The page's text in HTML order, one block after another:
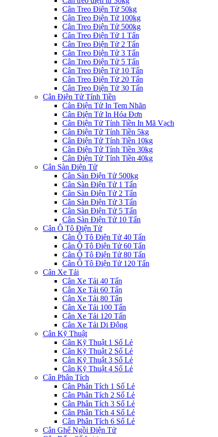
Cân Treo Điện Tử 50kg
Cân Treo Điện Tử 100kg
Cân Treo Điện Tử 500kg
Cân Treo Điện Tử 1 Tấn
Cân Treo Điện Tử 2 Tấn
Cân Treo Điện Tử 3 Tấn
Cân Treo Điện Tử 5 Tấn
Cân Treo Điện Tử 10 Tấn
Cân Treo Điện Tử 20 Tấn
Cân Treo Điện Tử 30 Tấn
Cân Điện Tử Tính Tiền
Cân Điện Tử In Tem Nhãn
Cân Điện Tử In Hóa Đơn
Cân Điện Tử Tính Tiền In Mã Vạch
Cân Điện Tử Tính Tiền 5kg
Cân Điện Tử Tính Tiền 10kg
Cân Điện Tử Tính Tiền 30kg
Cân Điện Tử Tính Tiền 40kg
Cân Sàn Điện Tử
Cân Sàn Điện Tử 500kg
Cân Sàn Điện Tử 1 Tấn
Cân Sàn Điện Tử 2 Tấn
Cân Sàn Điện Tử 3 Tấn
Cân Sàn Điện Tử 5 Tấn
Cân Sàn Điện Tử 10 Tấn
Cân Ô Tô Điện Tử
Cân Ô Tô Điện Tử 40 Tấn
Cân Ô Tô Điện Tử 60 Tấn
Cân Ô Tô Điện Tử 80 Tấn
Cân Ô Tô Điện Tử 120 Tấn
Cân Xe Tải
Cân Xe Tải 40 Tấn
Cân Xe Tải 60 Tấn
Cân Xe Tải 80 Tấn
Cân Xe Tải 100 Tấn
Cân Xe Tải 120 Tấn
Cân Xe Tải Di Động
Cân Kỹ Thuật
Cân Kỹ Thuật 1 Số Lẻ
Cân Kỹ Thuật 2 Số Lẻ
Cân Kỹ Thuật 3 Số Lẻ
Cân Kỹ Thuật 4 Số Lẻ
Cân Phân Tích
Cân Phân Tích 1 Số Lẻ
Cân Phân Tích 2 Số Lẻ
Cân Phân Tích 3 Số Lẻ
Cân Phân Tích 4 Số Lẻ
Cân Phân Tích 6 Số Lẻ
Cân Ghế Ngồi Điện Tử